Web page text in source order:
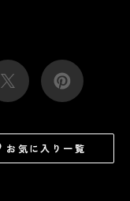
お気に入り一覧